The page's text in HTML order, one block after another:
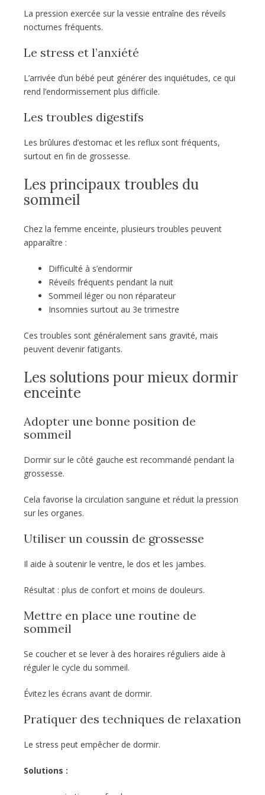
La pression exercée sur la vessie entraîne des réveils
nocturnes fréquents.
Le stress et l’anxiété
L’arrivée d’un bébé peut générer des inquiétudes, ce qui
rend l’endormissement plus difficile.
Les troubles digestifs
Les brûlures d’estomac et les reflux sont fréquents,
surtout en fin de grossesse.
Les principaux troubles du
sommeil
Chez la femme enceinte, plusieurs troubles peuvent
apparaître :
Difficulté à s’endormir
Réveils fréquents pendant la nuit
Sommeil léger ou non réparateur
Insomnies surtout au 3e trimestre
Ces troubles sont généralement sans gravité, mais
peuvent devenir fatigants.
Les solutions pour mieux dormir
enceinte
Adopter une bonne position de
sommeil
Dormir sur le côté gauche est recommandé pendant la
grossesse.
Cela favorise la circulation sanguine et réduit la pression
sur les organes.
Utiliser un coussin de grossesse
Il aide à soutenir le ventre, le dos et les jambes.
Résultat : plus de confort et moins de douleurs.
Mettre en place une routine de
sommeil
Se coucher et se lever à des horaires réguliers aide à
réguler le cycle du sommeil.
Évitez les écrans avant de dormir.
Pratiquer des techniques de relaxation
Le stress peut empêcher de dormir.
Solutions :